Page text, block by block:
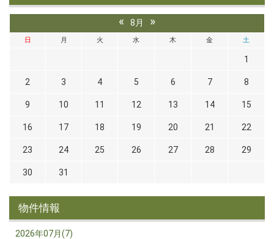
« 8月 »
日 月 火 水 木 金 土
1
2 3 4 5 6 7 8
9 10 11 12 13 14 15
16 17 18 19 20 21 22
23 24 25 26 27 28 29
30 31
物件情報
2026年07月(7)